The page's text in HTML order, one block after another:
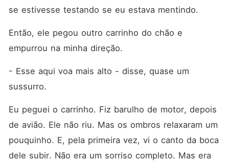
se estivesse testando se eu estava mentindo.
Então, ele pegou outro carrinho do chão e
empurrou na minha direção.
- Esse aqui voa mais alto - disse, quase um
sussurro.
Eu peguei o carrinho. Fiz barulho de motor, depois
de avião. Ele não riu. Mas os ombros relaxaram um
pouquinho. E, pela primeira vez, vi o canto da boca
dele subir. Não era um sorriso completo. Mas era